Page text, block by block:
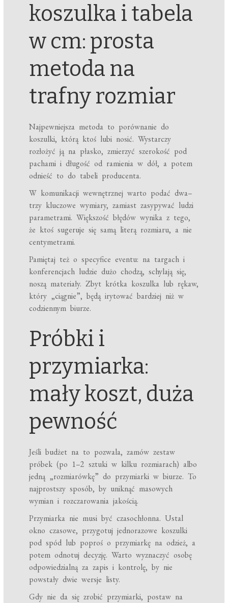
koszulka i tabela
w cm: prosta
metoda na
trafny rozmiar
Najpewniejsza metoda to porównanie do
koszulki, którą ktoś lubi nosić. Wystarczy
rozłożyć ją na płasko, zmierzyć szerokość pod
pachami i długość od ramienia w dół, a potem
odnieść to do tabeli producenta.
W komunikacji wewnętrznej warto podać dwa–
trzy kluczowe wymiary, zamiast zasypywać ludzi
parametrami. Większość błędów wynika z tego,
że ktoś sugeruje się samą literą rozmiaru, a nie
centymetrami.
Pamiętaj też o specyfice eventu: na targach i
konferencjach ludzie dużo chodzą, schylają się,
noszą materiały. Zbyt krótka koszulka lub rękaw,
który „ciągnie”, będą irytować bardziej niż w
codziennym biurze.
Próbki i
przymiarka:
mały koszt, duża
pewność
Jeśli budżet na to pozwala, zamów zestaw
próbek (po 1–2 sztuki w kilku rozmiarach) albo
jedną „rozmiarówkę” do przymiarki w biurze. To
najprostszy sposób, by uniknąć masowych
wymian i rozczarowania jakością.
Przymiarka nie musi być czasochłonna. Ustal
okno czasowe, przygotuj jednorazowe koszulki
pod spód lub poproś o przymiarkę na odzież, a
potem odnotuj decyzję. Warto wyznaczyć osobę
odpowiedzialną za zapis i kontrolę, by nie
powstały dwie wersje listy.
Gdy nie da się zrobić przymiarki, postaw na